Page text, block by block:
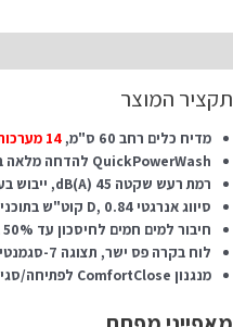
המוצר
מדיח כלים רחב 60 ס"מ, 14 מערכות כלי
QuickPowerWash להדחה מלאה בפחות משעה.
רמת רעש שקטה 45 dB(A), ייבוש בעיבוי פעיל.
סיווג אנרגטי D, 0.84 קוט"ש בתוכנית חיסכון, 8.5 ליטר מים.
חיבור למים חמים לחיסכון עד 50% בחשמל.
לוח בקרה פס ישר, תצוגה 7-סגמנטים צהובה, תצוגת זמן נותר.
מנגנון ComfortClose לפתיחה/סגירה קלה.